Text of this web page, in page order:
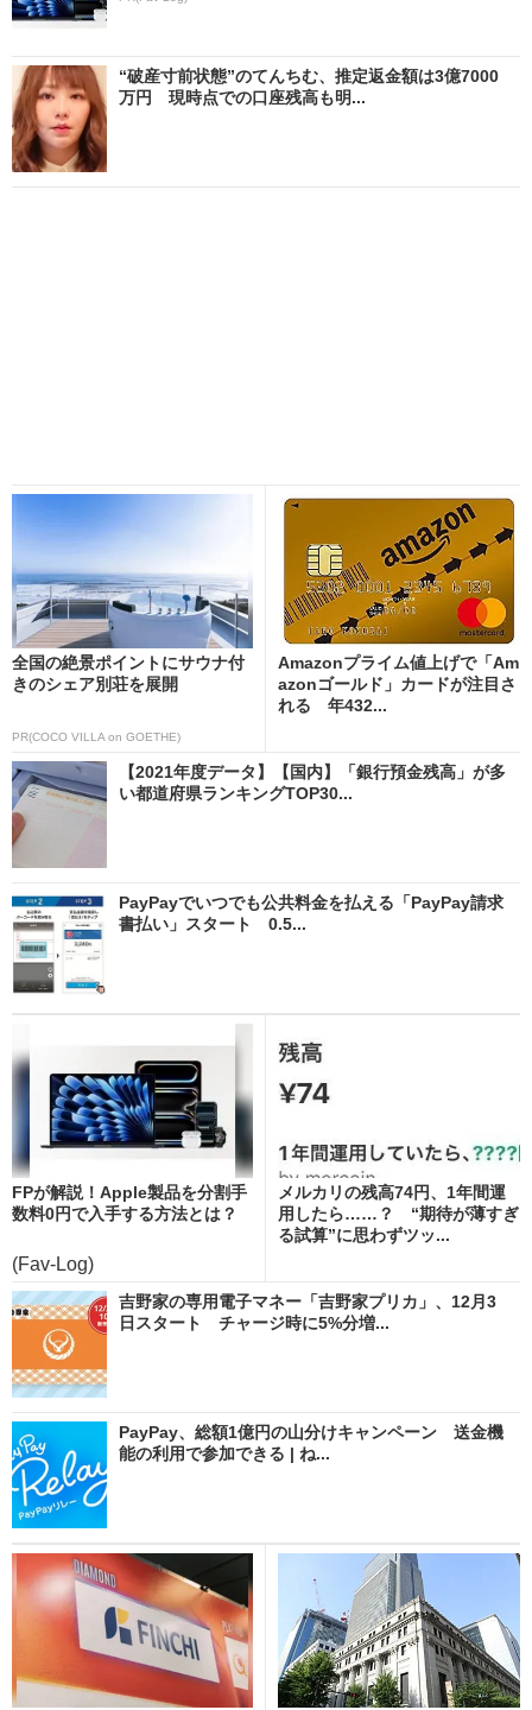
“破産寸前状態”のてんちむ、推定返金額は3億7000
万円 現時点での口座残高も明...
全国の絶景ポイントにサウナ付
きのシェア別荘を展開
PR(COCO VILLA on GOETHE)
Amazonプライム値上げで「Am
azonゴールド」カードが注目さ
れる 年432...
【2021年度データ】【国内】「銀行預金残高」が多
い都道府県ランキングTOP30...
PayPayでいつでも公共料金を払える「PayPay請求
書払い」スタート 0.5...
FPが解説！Apple製品を分割手
数料0円で入手する方法とは？
(Fav-Log)
メルカリの残高74円、1年間運
用したら……？ “期待が薄すぎ
る試算”に思わずツッ...
吉野家の専用電子マネー「吉野家プリカ」、12月3
日スタート チャージ時に5%分増...
PayPay、総額1億円の山分けキャンペーン 送金機
能の利用で参加できる | ね...